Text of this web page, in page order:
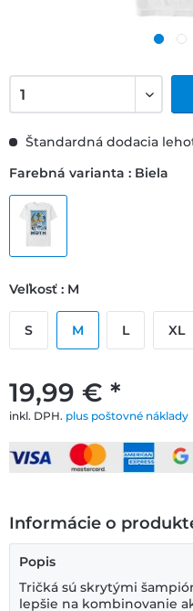
19,99 € *
inkl. DPH. plus poštovné náklady
Štandardná dodacia
Farebná varianta : Biela
Veľkosť : M
S M L XL
Informácie o
Popis
Tričká sú skrytými
lepšie na kombinovanie